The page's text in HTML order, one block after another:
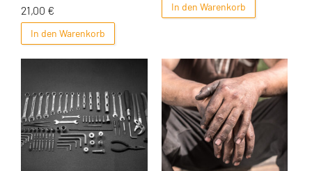
21,00 €
In den Warenkorb
In den Warenkorb